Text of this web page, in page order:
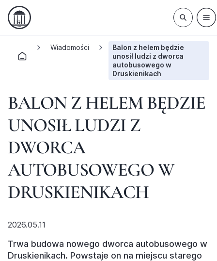
Wiadomości
Balon z helem będzie
unosił ludzi z dworca
autobusowego w
Druskienikach
BALON Z HELEM BĘDZIE
UNOSIŁ LUDZI Z
DWORCA
AUTOBUSOWEGO W
DRUSKIENIKACH
2026.05.11
Trwa budowa nowego dworca autobusowego w
Druskienikach. Powstaje on na miejscu starego